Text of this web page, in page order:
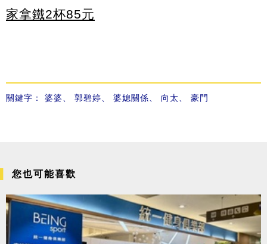
家拿鐵2杯85元
關鍵字： 婆婆 郭碧婷 婆媳關係 向太 豪門
您也可能喜歡